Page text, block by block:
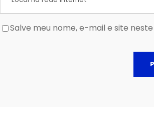
Salve meu nome, e-mail e site